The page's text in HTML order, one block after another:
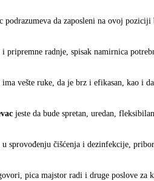
podrazumeva da zaposleni na ovoj
pripremne radnje, spisak namirnica
vešte ruke, da je brz i efikasan, kao i
jeste da bude spretan, uredan,
sprovođenju čišćenja i dezinfekcije,
pica majstor radi i druge poslove za